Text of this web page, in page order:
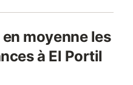
moyenne les
à El Portil